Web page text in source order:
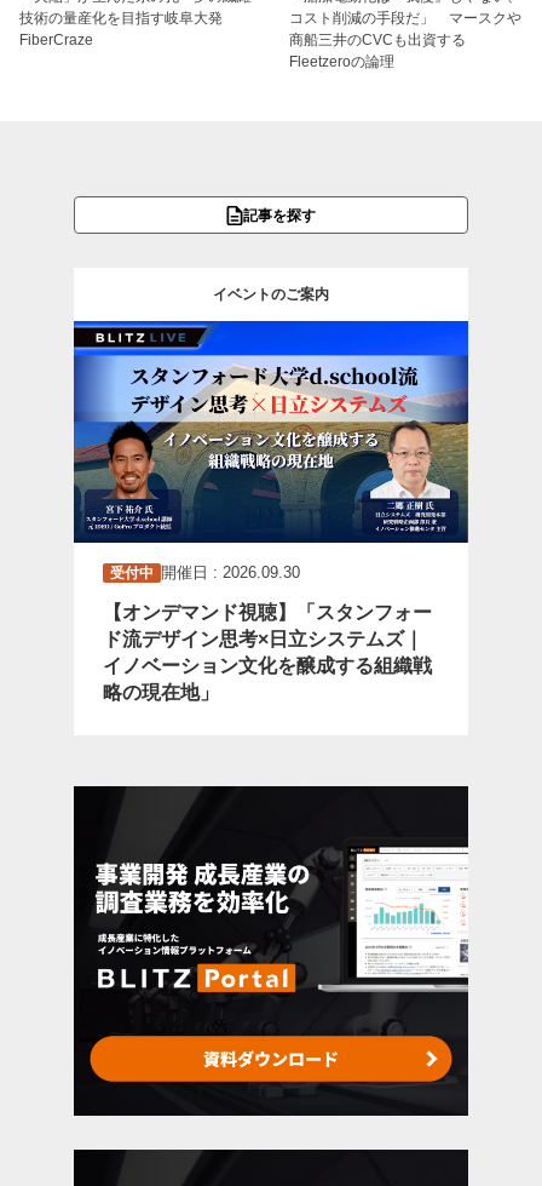
技術の量産化を目指す岐阜大発
FiberCraze
コスト削減の手段だ」 マースクや
商船三井のCVCも出資する
Fleetzeroの論理
記事を探す
イベントのご案内
受付中 開催日 : 2026.09.30
【オンデマンド視聴】「スタンフォー
ド流デザイン思考×日立システムズ｜
イノベーション文化を醸成する組織戦
略の現在地」